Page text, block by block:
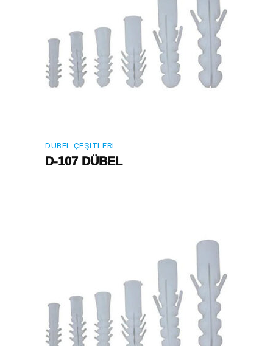
DÜBEL ÇEŞITLERI
D-107 DÜBEL